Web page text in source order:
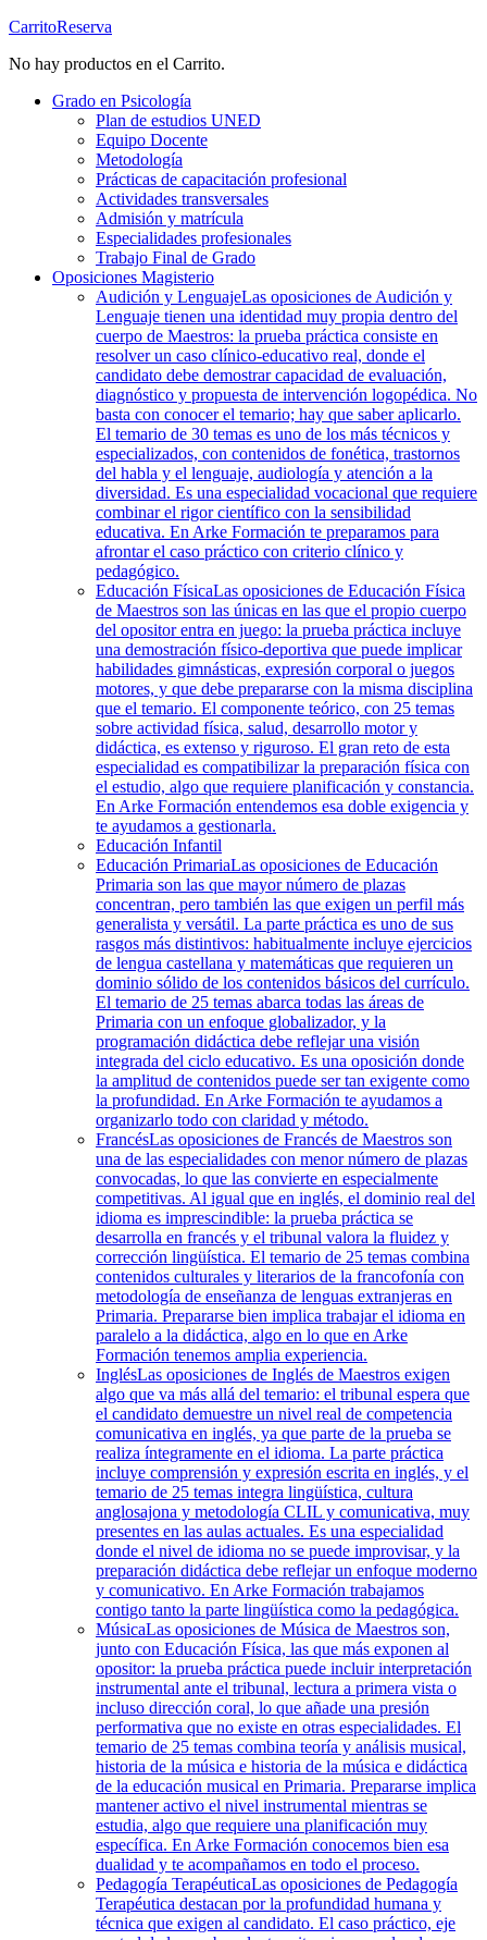
CarritoReserva
No hay productos en el Carrito.
Grado en Psicología
Plan de estudios UNED
Equipo Docente
Metodología
Prácticas de capacitación profesional
Actividades transversales
Admisión y matrícula
Especialidades profesionales
Trabajo Final de Grado
Oposiciones Magisterio
Audición y LenguajeLas oposiciones de Audición y
Lenguaje tienen una identidad muy propia dentro del
cuerpo de Maestros: la prueba práctica consiste en
resolver un caso clínico-educativo real, donde el
candidato debe demostrar capacidad de evaluación,
diagnóstico y propuesta de intervención logopédica. No
basta con conocer el temario; hay que saber aplicarlo.
El temario de 30 temas es uno de los más técnicos y
especializados, con contenidos de fonética, trastornos
del habla y el lenguaje, audiología y atención a la
diversidad. Es una especialidad vocacional que requiere
combinar el rigor científico con la sensibilidad
educativa. En Arke Formación te preparamos para
afrontar el caso práctico con criterio clínico y
pedagógico.
Educación FísicaLas oposiciones de Educación Física
de Maestros son las únicas en las que el propio cuerpo
del opositor entra en juego: la prueba práctica incluye
una demostración físico-deportiva que puede implicar
habilidades gimnásticas, expresión corporal o juegos
motores, y que debe prepararse con la misma disciplina
que el temario. El componente teórico, con 25 temas
sobre actividad física, salud, desarrollo motor y
didáctica, es extenso y riguroso. El gran reto de esta
especialidad es compatibilizar la preparación física con
el estudio, algo que requiere planificación y constancia.
En Arke Formación entendemos esa doble exigencia y
te ayudamos a gestionarla.
Educación Infantil
Educación PrimariaLas oposiciones de Educación
Primaria son las que mayor número de plazas
concentran, pero también las que exigen un perfil más
generalista y versátil. La parte práctica es uno de sus
rasgos más distintivos: habitualmente incluye ejercicios
de lengua castellana y matemáticas que requieren un
dominio sólido de los contenidos básicos del currículo.
El temario de 25 temas abarca todas las áreas de
Primaria con un enfoque globalizador, y la
programación didáctica debe reflejar una visión
integrada del ciclo educativo. Es una oposición donde
la amplitud de contenidos puede ser tan exigente como
la profundidad. En Arke Formación te ayudamos a
organizarlo todo con claridad y método.
FrancésLas oposiciones de Francés de Maestros son
una de las especialidades con menor número de plazas
convocadas, lo que las convierte en especialmente
competitivas. Al igual que en inglés, el dominio real del
idioma es imprescindible: la prueba práctica se
desarrolla en francés y el tribunal valora la fluidez y
corrección lingüística. El temario de 25 temas combina
contenidos culturales y literarios de la francofonía con
metodología de enseñanza de lenguas extranjeras en
Primaria. Prepararse bien implica trabajar el idioma en
paralelo a la didáctica, algo en lo que en Arke
Formación tenemos amplia experiencia.
InglésLas oposiciones de Inglés de Maestros exigen
algo que va más allá del temario: el tribunal espera que
el candidato demuestre un nivel real de competencia
comunicativa en inglés, ya que parte de la prueba se
realiza íntegramente en el idioma. La parte práctica
incluye comprensión y expresión escrita en inglés, y el
temario de 25 temas integra lingüística, cultura
anglosajona y metodología CLIL y comunicativa, muy
presentes en las aulas actuales. Es una especialidad
donde el nivel de idioma no se puede improvisar, y la
preparación didáctica debe reflejar un enfoque moderno
y comunicativo. En Arke Formación trabajamos
contigo tanto la parte lingüística como la pedagógica.
MúsicaLas oposiciones de Música de Maestros son,
junto con Educación Física, las que más exponen al
opositor: la prueba práctica puede incluir interpretación
instrumental ante el tribunal, lectura a primera vista o
incluso dirección coral, lo que añade una presión
performativa que no existe en otras especialidades. El
temario de 25 temas combina teoría y análisis musical,
historia de la música e historia de la música e didáctica
de la educación musical en Primaria. Prepararse implica
mantener activo el nivel instrumental mientras se
estudia, algo que requiere una planificación muy
específica. En Arke Formación conocemos bien esa
dualidad y te acompañamos en todo el proceso.
Pedagogía TerapéuticaLas oposiciones de Pedagogía
Terapéutica destacan por la profundidad humana y
técnica que exigen al candidato. El caso práctico, eje